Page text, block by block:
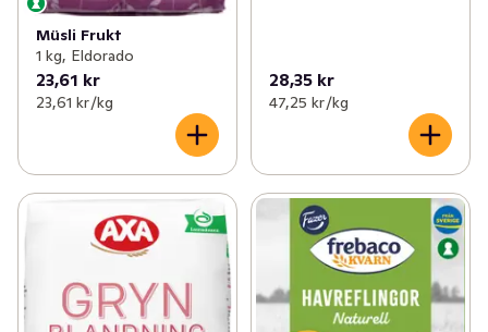
Müsli Frukt
1 kg, Eldorado
23,61 kr
23,61 kr /kg
28,35 kr
47,25 kr /kg